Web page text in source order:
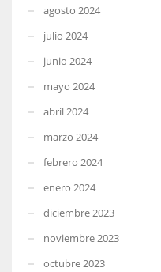
agosto 2024
julio 2024
junio 2024
mayo 2024
abril 2024
marzo 2024
febrero 2024
enero 2024
diciembre 2023
noviembre 2023
octubre 2023